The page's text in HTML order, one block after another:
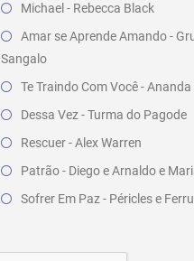
Michael - Rebecca Black
Amar se Aprende Amando -
Sangalo
Te Traindo Com Você - Ananda
Dessa Vez - Turma do Pagode
Rescuer - Alex Warren
Patrão - Diego e Arnaldo e
Sofrer Em Paz - Péricles e